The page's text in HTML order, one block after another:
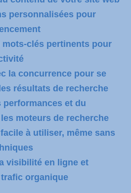
personnalisées pour
clés pertinents pour
la concurrence pour se
résultats de recherche
et du
moteurs de recherche
à utiliser, même sans
visibilité en ligne et
organique